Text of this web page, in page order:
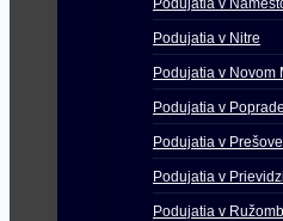
Podujatia v
Podujatia v Nitre
Podujatia v Novom
Podujatia v Poprade
Podujatia v Prešove
Podujatia v
Podujatia v